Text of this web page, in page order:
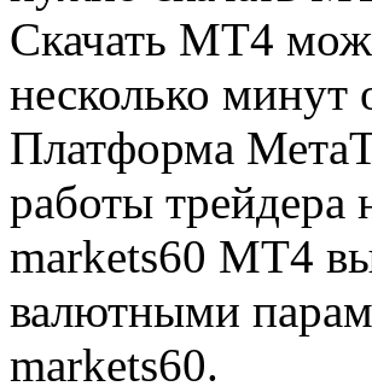
Скачать MT4
несколько
Платформа
работы трейдера
markets60 МТ4
валютными
markets60.